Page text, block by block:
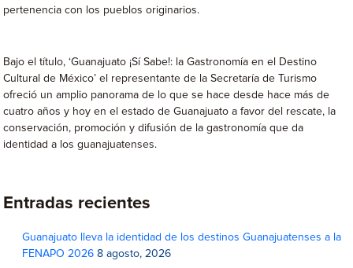
pertenencia con los pueblos originarios.
Bajo el título, ‘Guanajuato ¡Sí Sabe!: la Gastronomía en el Destino
Cultural de México’ el representante de la Secretaría de Turismo
ofreció un amplio panorama de lo que se hace desde hace más de
cuatro años y hoy en el estado de Guanajuato a favor del rescate, la
conservación, promoción y difusión de la gastronomía que da
identidad a los guanajuatenses.
Entradas recientes
Guanajuato lleva la identidad de los destinos Guanajuatenses a la
FENAPO 2026 8 agosto, 2026